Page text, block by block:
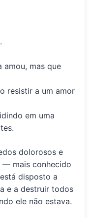
amou, mas que
resistir a um amor
em uma
dolorosos e
— mais conhecido
disposto a
e a destruir todos
ele não estava.